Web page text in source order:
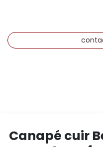
Canapé cuir